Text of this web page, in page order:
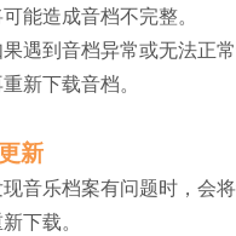
能造成音档不完整。
遇到音档异常或无法正
新下载音档。
新
音乐档案有问题时，会
下载。